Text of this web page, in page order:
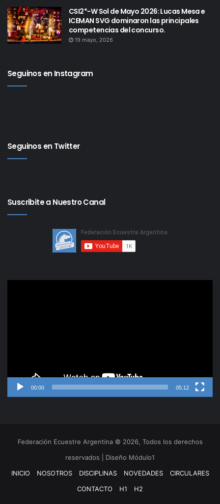
CSI2*-W Sol de Mayo 2026: Lucas Mesa e
ICEMAN SVG dominaron las principales
competencias del concurso.
19 mayo, 2026
Seguinos en Instagram
Seguinos en Twitter
Suscribite a Nuestro Canal
00:00 05:12
Federación Ecuestre Argentina © 2026, Todos los derechos
reservados | Diseño Módulo1
INICIO
NOSOTROS DISCIPLINAS NOVEDADES
CIRCULARES
CONTACTO
H1 H2